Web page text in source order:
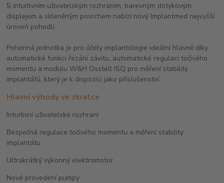
S intuitivním uživatelským rozhraním, barevným dotykovým
displejem a skleněným povrchem nabízí nový Implantmed nejvyšší
úroveň pohodlí.
Pohonná jednotka je pro účely implantologie ideální hlavně díky
automatické funkci řezání závitu, automatické regulaci točivého
momentu a modulu W&H Osstell ISQ pro měření stability
implantátů, který je k dispozici jako příslušenství.
Hlavní výhody ve zkratce
Intuitivní uživatelské rozhraní
Bezpečná regulace točivého momentu a měření stability
implantátu
Ultrakrátký výkonný elektromotor
Nové provedení pumpy